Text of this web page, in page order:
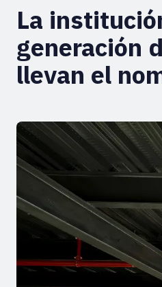
La
generación
llevan el